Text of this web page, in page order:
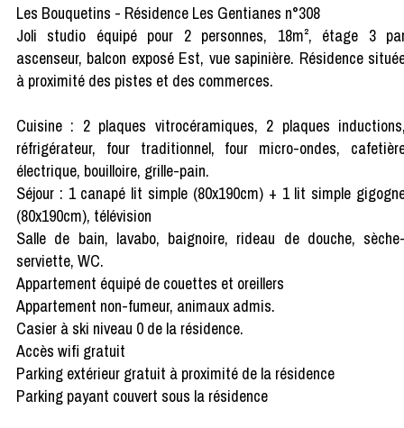
Les Bouquetins - Résidence Les Gentianes n°308
Joli studio équipé pour 2 personnes, 18m², étage 3
ascenseur, balcon exposé Est, vue sapinière. Résidence
à proximité des pistes et des commerces.
Cuisine : 2 plaques vitrocéramiques, 2 plaques
réfrigérateur, four traditionnel, four micro-ondes,
électrique, bouilloire, grille-pain.
Séjour : 1 canapé lit simple (80x190cm) + 1 lit simple
(80x190cm), télévision
Salle de bain, lavabo, baignoire, rideau de douche,
serviette, WC.
Appartement équipé de couettes et oreillers
Appartement non-fumeur, animaux admis.
Casier à ski niveau 0 de la résidence.
Accès wifi gratuit
Parking extérieur gratuit à proximité de la résidence
Parking payant couvert sous la résidence